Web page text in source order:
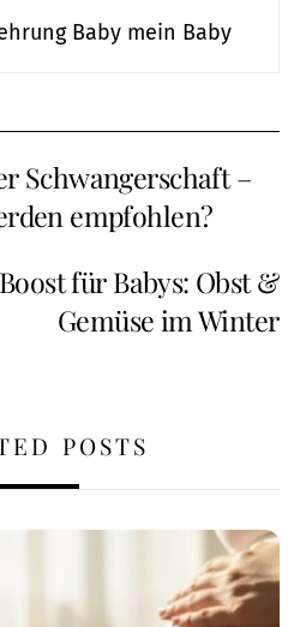
Baby mein Baby
Schwangerschaft –
empfohlen?
für Babys: Obst &
Gemüse im Winter
POSTS